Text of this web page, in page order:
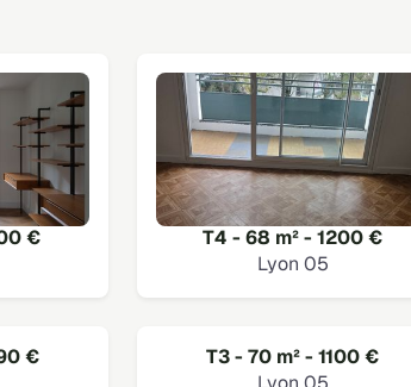
€
T4 - 68 m² - 1200 €
Lyon 05
€
T3 - 70 m² - 1100 €